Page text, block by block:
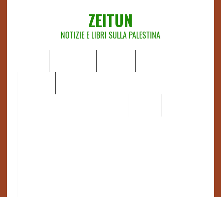
ZEITUN
NOTIZIE E LIBRI SULLA PALESTINA